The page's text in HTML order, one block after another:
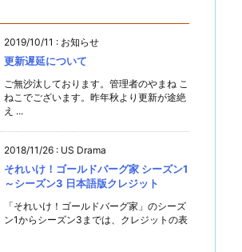
2019/10/11 : お知らせ
更新遅延について
ご無沙汰しております。管理者のやまね こ
ねこでございます。昨年秋より更新が途絶
え ...
2018/11/26 : US Drama
それいけ！ゴールドバーグ家 シーズン1
～シーズン3 日本語版クレジット
「それいけ！ゴールドバーグ家」のシーズ
ン1からシーズン3までは、クレジットの表